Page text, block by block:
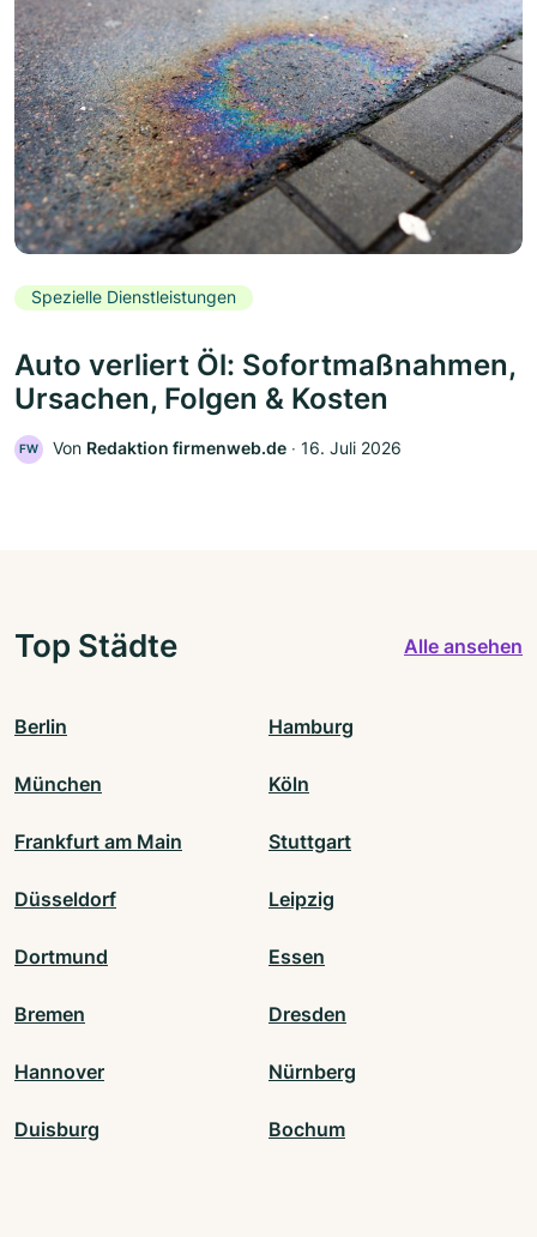
Spezielle Dienstleistungen
Auto verliert Öl: Sofortmaßnahmen,
Ursachen, Folgen & Kosten
FW Von Redaktion firmenweb.de ‧ 16. Juli 2026
Top Städte Alle ansehen
Berlin Hamburg
München Köln
Frankfurt am Main Stuttgart
Düsseldorf Leipzig
Dortmund Essen
Bremen Dresden
Hannover Nürnberg
Duisburg Bochum